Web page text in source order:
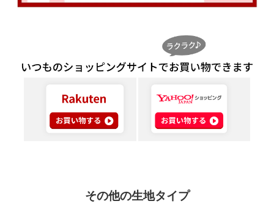
その他の生地タイプ